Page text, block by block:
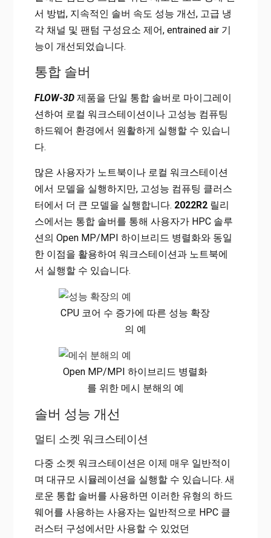
서 방법, 지속적인 솔버 속도 성능 개선, 고급 냉
각 채널 및 팬텀 구성요소 제어, entrained air 기
능이 개선되었습니다.
통합 솔버
FLOW-3D제품을 단일 통합 솔버로 마이그레이
션하여 로컬 워크스테이션이나 고성능 컴퓨팅
하드웨어 환경에서 원활하게 실행할 수 있습니
다.
많은 사용자가 노트북이나 로컬 워크스테이션
에서 모델을 실행하지만, 고성능 컴퓨팅 클러스
터에서 더 큰 모델을 실행합니다. 2022R2 릴리
스에서는 통합 솔버를 통해 사용자가 HPC 솔루
션의 Open MP/MPI 하이브리드 병렬화와 동일
한 이점을 활용하여 워크스테이션과 노트북에
서 실행할 수 있습니다.
CPU 코어 수 증가에 따른 성능 확장
의 예
Open MP/MPI 하이브리드 병렬화
를 위한 메시 분해의 예
솔버 성능 개선
멀티 소켓 워크스테이션
다중 소켓 워크스테이션은 이제 매우 일반적이
며 대규모 시뮬레이션을 실행할 수 있습니다. 새
로운 통합 솔버를 사용하면 이러한 유형의 하드
웨어를 사용하는 사용자는 일반적으로 HPC 클
러스터 구성에서만 사용할 수 있었던